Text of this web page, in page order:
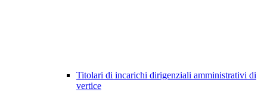
Titolari di incarichi dirigenziali amministrativi di
vertice